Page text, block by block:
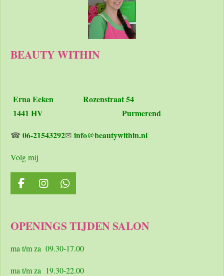
BEAUTY WITHIN
Erna Eeken Rozenstraat 54
1441 HV Purmerend
☎ 06-21543292✉ info@beautywithin.nl
Volg mij
F
a
b
o
I
n
a
r
m
W
h
s
p
OPENINGS TIJDEN SALON
ma t/m za 09.30-17.00
ma t/m za 19.30-22.00